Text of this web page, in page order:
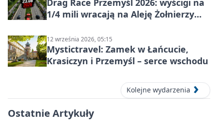
Drag Race Przemyśl 2026: wyścigi na
1/4 mili wracają na Aleję Żołnierzy
12 września 2026, 05:15
Mystictravel: Zamek w Łańcucie,
Krasiczyn i Przemyśl – serce wschodu
Kolejne wydarzenia
Ostatnie Artykuły